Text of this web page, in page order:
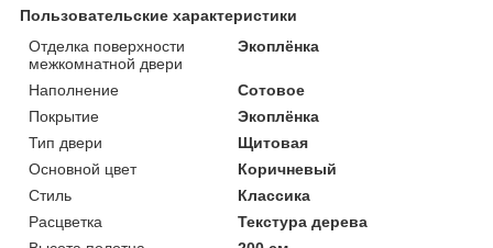
Пользовательские характеристики
Отделка поверхности
межкомнатной двери
Экоплёнка
Наполнение
Сотовое
Покрытие
Экоплёнка
Тип двери
Щитовая
Основной цвет
Коричневый
Стиль
Классика
Расцветка
Текстура дерева